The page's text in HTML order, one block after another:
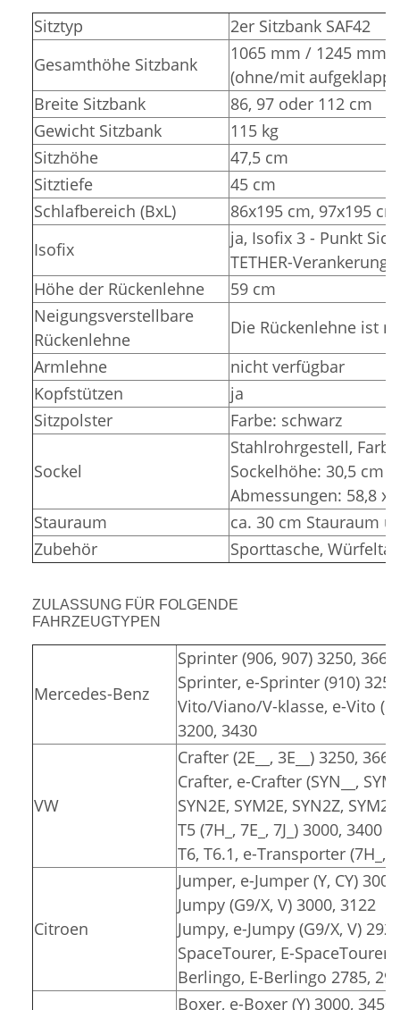
Sitztyp
2er Sitzbank SAF42
Gesamthöhe Sitzbank
1065 mm / 1245 mm
(ohne/mit
Breite Sitzbank
86, 97 oder 112 cm
Gewicht Sitzbank
115 kg
Sitzhöhe
47,5 cm
Sitztiefe
45 cm
Schlafbereich (BxL)
86x195 cm, 97x195
Isofix
ja, Isofix 3 - Punkt
TETHER-
Höhe der Rückenlehne
59 cm
Neigungsverstellbare
Rückenlehne
Die Rückenlehne ist
Armlehne
nicht verfügbar
Kopfstützen
ja
Sitzpolster
Farbe: schwarz
Sockel
Stahlrohrgestell,
Sockelhöhe: 30,5 cm
Abmessungen: 58,8 x
Stauraum
ca. 30 cm Stauraum
Zubehör
Sporttasche,
ZULASSUNG FÜR FOLGENDE
FAHRZEUGTYPEN
Mercedes-Benz
Sprinter (906, 907) 3250,
Sprinter, e-Sprinter (910)
Vito/Viano/V-klasse, e-Vito
3200, 3430
VW
Crafter (2E__, 3E__) 3250,
Crafter, e-Crafter (SYN__,
SYN2E, SYM2E, SYN2Z,
T5 (7H_, 7E_, 7J_) 3000, 3400
T6, T6.1, e-Transporter (7H_,
Citroen
Jumper, e-Jumper (Y, CY)
Jumpy (G9/X, V) 3000, 3122
Jumpy, e-Jumpy (G9/X, V)
SpaceTourer, E-SpaceTourer
Berlingo, E-Berlingo 2785,
Boxer, e-Boxer (Y) 3000,